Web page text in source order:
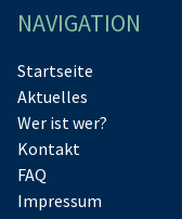
NAVIGATION
Startseite
Aktuelles
Wer ist wer?
Kontakt
FAQ
Impressum